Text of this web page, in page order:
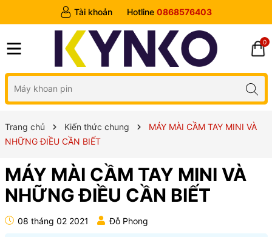
Tài khoản Hotline 0868576403
0
Trang chủ Kiến thức chung
MÁY MÀI CẦM TAY MINI VÀ
NHỮNG ĐIỀU CẦN BIẾT
MÁY MÀI CẦM TAY MINI VÀ
NHỮNG ĐIỀU CẦN BIẾT
08 tháng 02 2021 Đỗ Phong